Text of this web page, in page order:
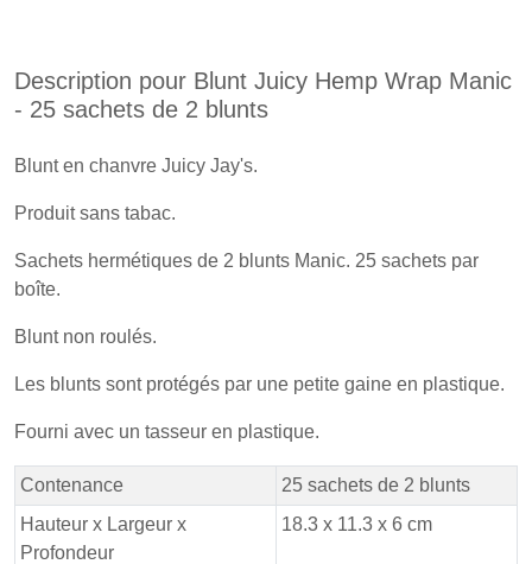
Description pour Blunt Juicy Hemp Wrap Manic
- 25 sachets de 2 blunts
Blunt en chanvre Juicy Jay's.
Produit sans tabac.
Sachets hermétiques de 2 blunts Manic. 25 sachets par
boîte.
Blunt non roulés.
Les blunts sont protégés par une petite gaine en plastique.
Fourni avec un tasseur en plastique.
Contenance
25 sachets de 2 blunts
Hauteur x Largeur x
Profondeur
18.3 x 11.3 x 6 cm